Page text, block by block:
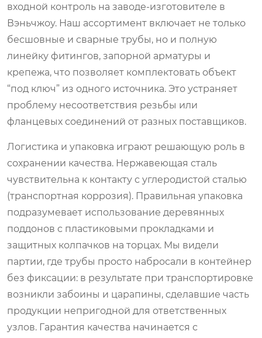
входной контроль на заводе-изготовителе в
Вэньчжоу. Наш ассортимент включает не только
бесшовные и сварные трубы, но и полную
линейку фитингов, запорной арматуры и
крепежа, что позволяет комплектовать объект
“под ключ” из одного источника. Это устраняет
проблему несоответствия резьбы или
фланцевых соединений от разных поставщиков.
Логистика и упаковка играют решающую роль в
сохранении качества. Нержавеющая сталь
чувствительна к контакту с углеродистой сталью
(транспортная коррозия). Правильная упаковка
подразумевает использование деревянных
поддонов с пластиковыми прокладками и
защитных колпачков на торцах. Мы видели
партии, где трубы просто набросали в контейнер
без фиксации: в результате при транспортировке
возникли забоины и царапины, сделавшие часть
продукции непригодной для ответственных
узлов. Гарантия качества начинается с